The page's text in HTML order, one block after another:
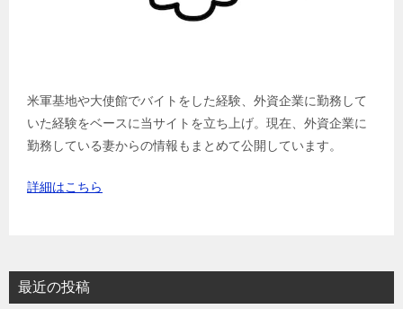
米軍基地や大使館でバイトをした経験、外資企業に勤務して
いた経験をベースに当サイトを立ち上げ。現在、外資企業に
勤務している妻からの情報もまとめて公開しています。
詳細はこちら
最近の投稿